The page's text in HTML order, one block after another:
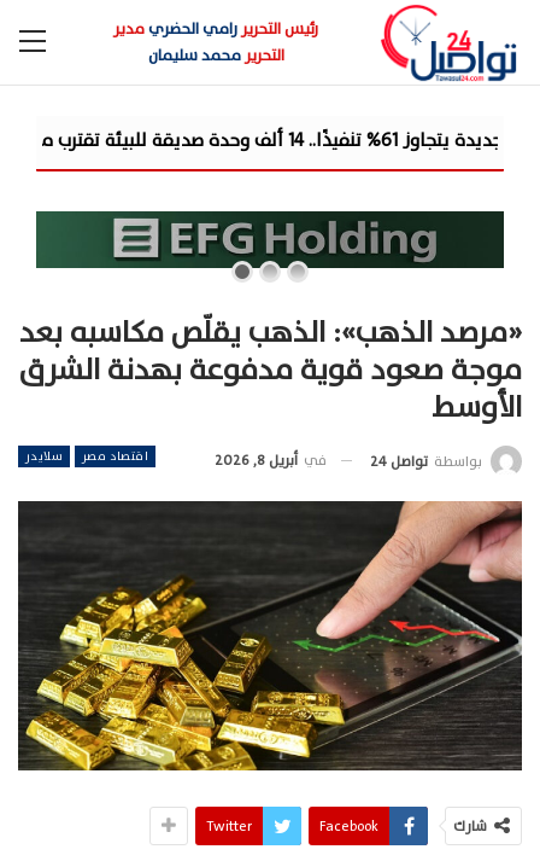
رئيس التحريررامي الحضريمدير
التحريرمحمد سليمان
إعمار
«مرصد الذهب»: الذهب يقلّص مكاسبه بعد
موجة صعود قوية مدفوعة بهدنة الشرق
الأوسط
اقتصاد مصر سلايدر بواسطة تواصل 24 في أبريل 8, 2026
شارك Facebook
Twitter